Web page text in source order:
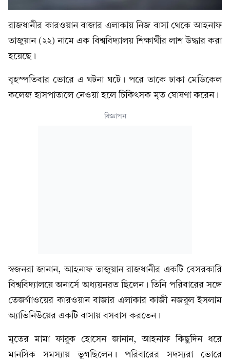
রাজধানীর কারওয়ান বাজার এলাকায় নিজ বাসা থেকে আহনাফ
তাজুয়ান (২২) নামে এক বিশ্ববিদ্যালয় শিক্ষার্থীর লাশ উদ্ধার করা
হয়েছে।
বৃহস্পতিবার ভোরে এ ঘটনা ঘটে। পরে তাকে ঢাকা মেডিকেল
কলেজ হাসপাতালে নেওয়া হলে চিকিৎসক মৃত ঘোষণা করেন।
বিজ্ঞাপন
স্বজনরা জানান, আহনাফ তাজুয়ান রাজধানীর একটি বেসরকারি
বিশ্ববিদ্যালয়ে অনার্সে অধ্যয়নরত ছিলেন। তিনি পরিবারের সঙ্গে
তেজগাঁওয়ের কারওয়ান বাজার এলাকার কাজী নজরুল ইসলাম
অ্যাভিনিউয়ের একটি বাসায় বসবাস করতেন।
মৃতের মামা ফারুক হোসেন জানান, আহনাফ কিছুদিন ধরে
মানসিক সমস্যায় ভুগছিলেন। পরিবারের সদস্যরা ভোরে